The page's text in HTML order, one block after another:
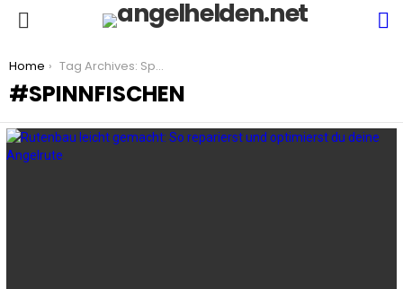
You are here:
Home Tag Archives: Spinnfischen
SPINNFISCHEN
LATEST